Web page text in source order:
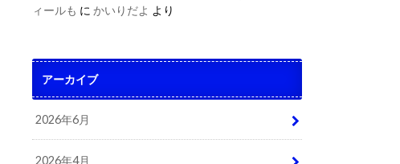
ィールも に かいりだよ より
アーカイブ
2026年6月
2026年4月